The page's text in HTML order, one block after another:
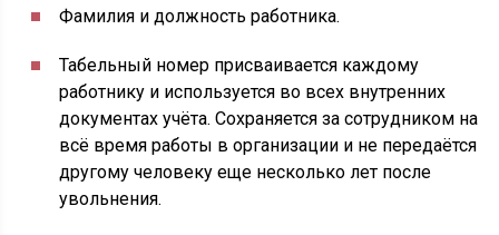
Фамилия и должность работника.
Табельный номер присваивается каждому
работнику и используется во всех внутренних
документах учёта. Сохраняется за сотрудником на
всё время работы в организации и не передаётся
другому человеку еще несколько лет после
увольнения.